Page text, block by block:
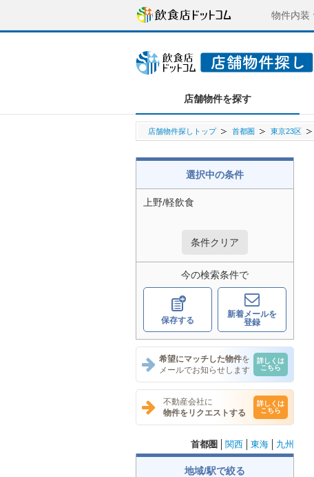
物件内装
店舗物件を探す
店舗物件探しトップ 首都圏 東京23区
選択中の条件
上野/軽飲食
条件クリア
今の検索条件で
保存する
新着メールを
登録
希望にマッチした物件を
メールでお知らせします
詳しくは
こちら
不動産会社に
物件をリクエストする
詳しくは
こちら
首都圏 関西 東海 九州
地域/駅で絞る